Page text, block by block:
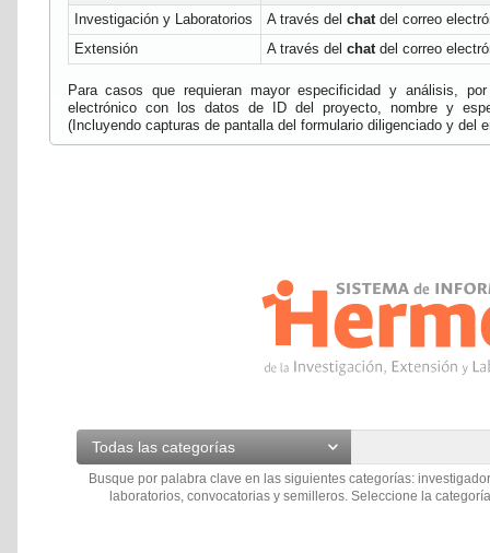
Investigación y Laboratorios
A través del chatdel correo
Extensión
A través del chatdel correo
Para casos que requieran mayor especificidad y análisis,
electrónico con los datos de ID del proyecto, nombre y
(Incluyendo capturas de pantalla del formulario diligenciado y del
Todas las categorías
Busque por palabra clave en las siguientes categorías:
laboratorios, convocatorias y semilleros. Seleccione la